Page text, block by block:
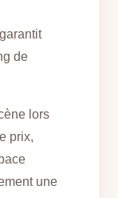
de
lors
prix,
une